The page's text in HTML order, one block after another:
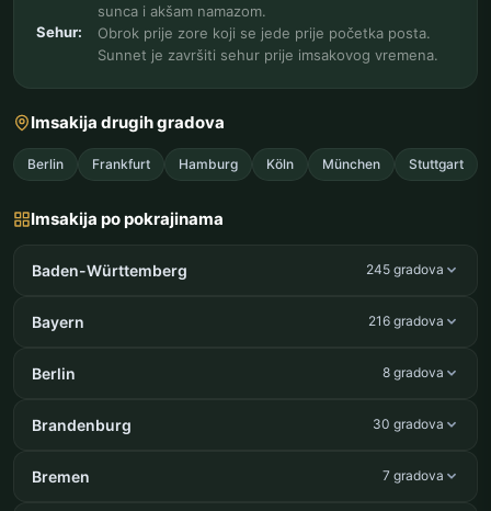
sunca i akšam namazom.
Sehur:
Obrok prije zore koji se jede prije početka posta.
Sunnet je završiti sehur prije imsakovog vremena.
Imsakija drugih gradova
Berlin Frankfurt Hamburg Köln München Stuttgart
Imsakija po pokrajinama
Baden-Württemberg 245 gradova
Bayern 216 gradova
Berlin 8 gradova
Brandenburg 30 gradova
Bremen 7 gradova